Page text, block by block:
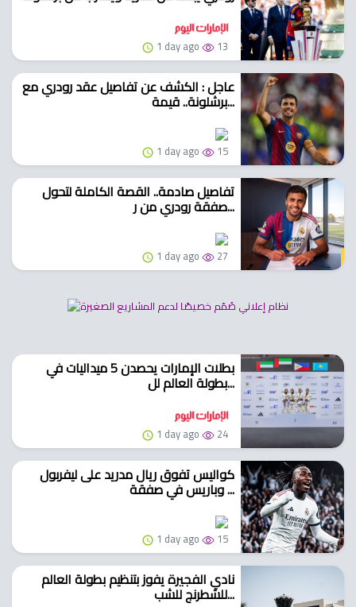
1 day ago 13
عاجل : الكشف عن تفاصيل عقد رودري مع
برشلونة.. قيمة...
1 day ago 15
تفاصيل صادمة.. القصة الكاملة لتحول
صفقة رودري من ر...
1 day ago 27
بطلات الإمارات يحصدن 5 ميداليات في
بطولة العالم لل...
1 day ago 24
كواليس تفوق ريال مدريد على ليفربول
وباريس في صفقة ...
1 day ago 15
نادي الفجيرة يفوز بتنظيم بطولة العالم
للشطرنج للشب...